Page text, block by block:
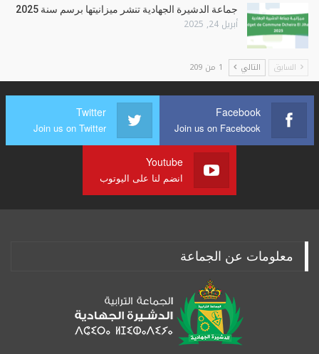
جماعة الدشيرة الجهادية تنشر ميزانيتها برسم سنة 2025
أبريل 24, 2025
السابق التالي 1 من 209
Facebook
Join us on Facebook
Twitter
Join us on Twitter
Youtube
انضم لنا على اليوتوب
معلومات عن الجماعة